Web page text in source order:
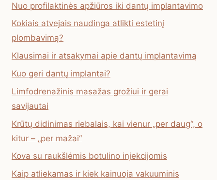
Nuo profilaktinės apžiūros iki dantų implantavimo
Kokiais atvejais naudinga atlikti estetinį
plombavimą?
Klausimai ir atsakymai apie dantų implantavimą
Kuo geri dantų implantai?
Limfodrenažinis masažas grožiui ir gerai
savijautai
Krūtų didinimas riebalais, kai vienur „per daug“, o
kitur – „per mažai“
Kova su raukšlėmis botulino injekcijomis
Kaip atliekamas ir kiek kainuoja vakuuminis